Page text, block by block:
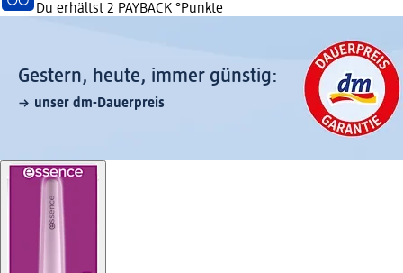
Du erhältst 2 PAYBACK °Punkte
Gestern, heute, immer günstig:
unser dm-Dauerpreis